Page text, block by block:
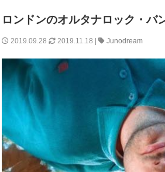
ロンドンのオルタナロック・
2019.09.28 2019.11.18 | Junodream